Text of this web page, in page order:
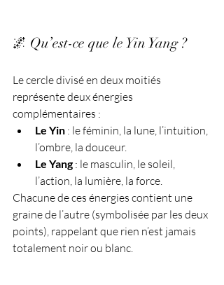
🌌 Qu’est-ce que le Yin Yang ?
Le cercle divisé en deux moitiés
représente deux énergies
complémentaires :
Le Yin : le féminin, la lune, l’intuition,
l’ombre, la douceur.
Le Yang : le masculin, le soleil,
l’action, la lumière, la force.
Chacune de ces énergies contient une
graine de l’autre (symbolisée par les deux
points), rappelant que rien n’est jamais
totalement noir ou blanc.